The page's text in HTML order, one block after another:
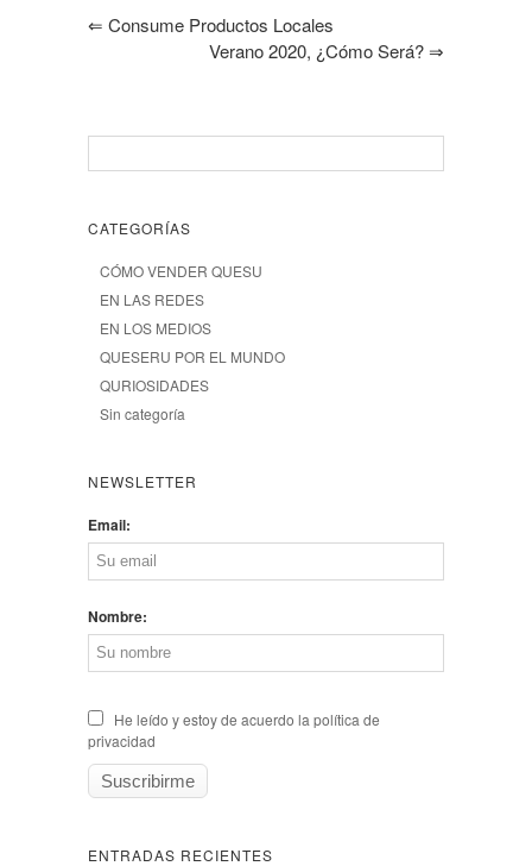
⇐ Consume Productos Locales
Verano 2020, ¿cómo Será?⇒
CATEGORÍAS
CÓMO VENDER QUESU
EN LAS REDES
EN LOS MEDIOS
QUESERU POR EL MUNDO
QURIOSIDADES
Sin categoría
NEWSLETTER
Email:
Nombre:
He leído y estoy de acuerdo la política de
privacidad
ENTRADAS RECIENTES